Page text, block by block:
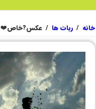
خانه / ربات ها / عکس?خاص❤️